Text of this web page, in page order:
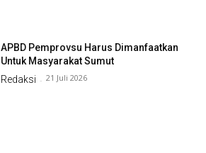
APBD Pemprovsu Harus Dimanfaatkan
Untuk Masyarakat Sumut
Redaksi - 21 Juli 2026